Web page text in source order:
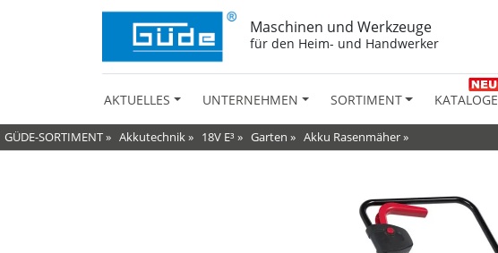
Maschinen und Werkzeuge
für den Heim- und Handwerker
AKTUELLES UNTERNEHMEN SORTIMENT KATALOGE
GÜDE-SORTIMENT» Akkutechnik» 18V E³ » Garten » Akku Rasenmäher»